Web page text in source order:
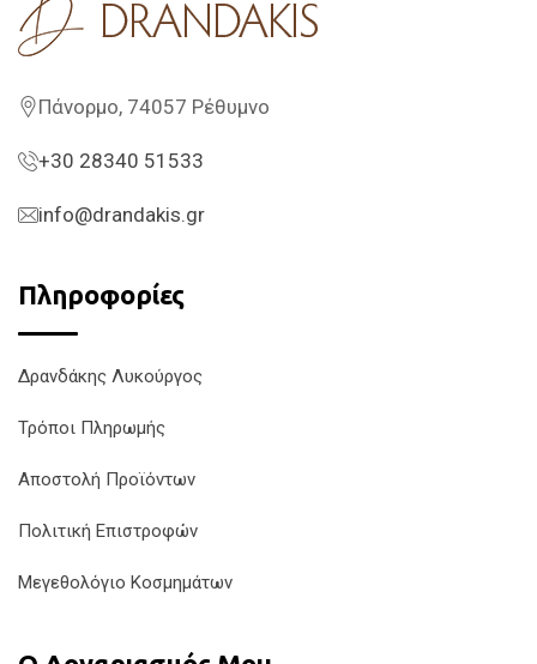
Πάνορμο, 74057 Ρέθυμνο
+30 28340 51533
info@drandakis.gr
Πληροφορίες
Δρανδάκης Λυκούργος
Τρόποι Πληρωμής
Αποστολή Προϊόντων
Πολιτική Επιστροφών
Μεγεθολόγιο Κοσμημάτων